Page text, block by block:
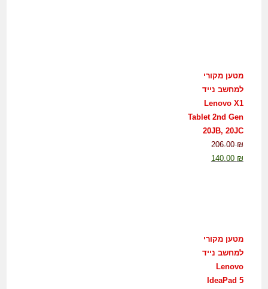
מטען מקורי
למחשב נייד
Lenovo X1
Tablet 2nd Gen
20JB, 20JC
206.00₪
140.00 ₪
מטען מקורי
למחשב נייד
Lenovo
IdeaPad 5